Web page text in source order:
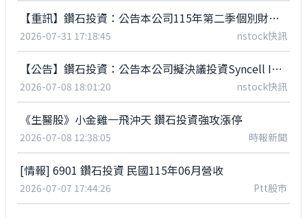
【重訊】鑽石投資：公告本公司115年第二季個別財務報告董事會預計召開日期為115年08月10日
2026-07-31 17:18:45 nstock快訊
【公告】鑽石投資：公告本公司擬決議投資Syncell Inc.(補充115/07/03公告)
2026-07-08 18:01:20 nstock快訊
《生醫股》小金雞一飛沖天 鑽石投資強攻漲停
2026-07-08 12:38:05 時報新聞
[情報] 6901 鑽石投資 民國115年06月營收
2026-07-07 17:44:26 Ptt股市